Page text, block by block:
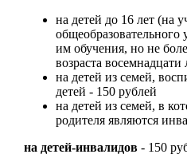
на детей до 16 лет (на
им обучения, но не
возраста восемнадцати
на детей из семей,
детей - 150 рублей
на детей из семей, в
родителя являются
на детей-инвалидов - 150